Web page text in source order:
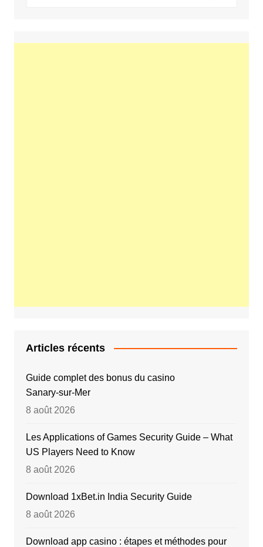
Articles récents
Guide complet des bonus du casino
Sanary‑sur‑Mer
8 août 2026
Les Applications of Games Security Guide – What
US Players Need to Know
8 août 2026
Download 1xBet.in India Security Guide
8 août 2026
Download app casino : étapes et méthodes pour